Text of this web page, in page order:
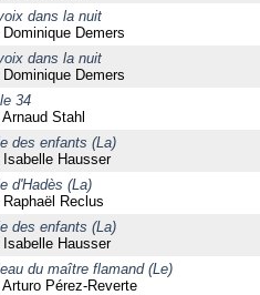
dans la nuit
Dominique Demers
dans la nuit
Dominique Demers
34
Stahl
des enfants (La)
Isabelle Hausser
d'Hadès (La)
Raphaël Reclus
des enfants (La)
Isabelle Hausser
du maître flamand (Le)
Arturo Pérez-Reverte